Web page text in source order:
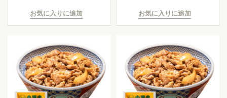
お気に入りに追加 お気に入りに追加